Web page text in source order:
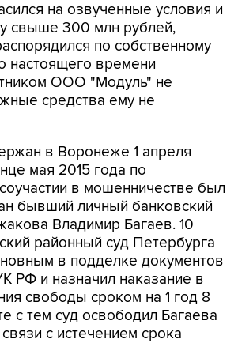
на озвученные условия и
свыше 300 млн рублей,
по собственному
настоящего времени
ООО "Модуль" не
средства ему не
в Воронеже 1 апреля
мая 2015 года по
в мошенничестве был
бывший личный банковский
Владимир Багаев. 10
районный суд Петербурга
в подделке документов
РФ и назначил наказание в
свободы сроком на 1 год 8
с тем суд освободил Багаева
с истечением срока